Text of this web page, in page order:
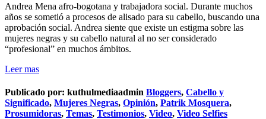
Andrea Mena afro-bogotana y trabajadora social. Durante muchos
años se sometió a procesos de alisado para su cabello, buscando una
aprobación social. Andrea siente que existe un estigma sobre las
mujeres negras y su cabello natural al no ser considerado
“profesional” en muchos ámbitos.
Leer mas
Publicado por: kuthulmediaadmin Bloggers, Cabello y
Significado, Mujeres Negras, Opinión, Patrik Mosquera,
Prosumidoras, Temas, Testimonios, Video, Video Selfies